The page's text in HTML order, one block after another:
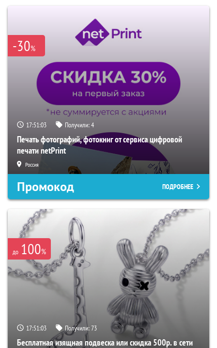
-30%
17:51:02 Получили:4
Печать фотографий, фотокниг от сервиса цифровой
печати netPrint
Россия
Промокод ПОДРОБНЕЕ
до 100%
17:51:02 Получили:73
Бесплатная изящная подвеска или скидка 500р. в сети